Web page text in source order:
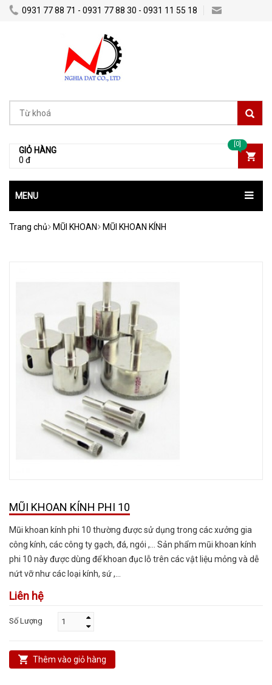
0931 77 88 71 - 0931 77 88 30 - 0931 11 55 18
GIỎ HÀNG
0 đ
[0]
MENU
Trang chủ MŨI KHOAN MŨI KHOAN KÍNH
MŨI KHOAN KÍNH PHI 10
Mũi khoan kính phi 10 thường được sử dụng trong các xưởng gia
công kính, các công ty gạch, đá, ngói ,… Sản phẩm mũi khoan kính
phi 10 này được dùng để khoan đục lỗ trên các vật liệu mỏng và dễ
nứt vỡ như các loại kính, sứ ,…
Liên hệ
Số Lượng
Thêm vào giỏ hàng